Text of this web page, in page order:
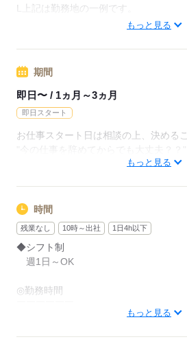
L上記は勤務地の一例です。
【他勤務先例】入居施設、デイサービ
もっと見る
期間
即日〜 / 1ヵ月～3ヵ月
即日スタート
お仕事スタート日は相談の上、決める
などお気軽にご相談ください
※長期をご希望の方ももちろん歓迎いた
もっと見る
時間
残業なし 10時～出社 1日4h以下
◆シフト制
週1日～OK
◎勤務時間
もっと見る